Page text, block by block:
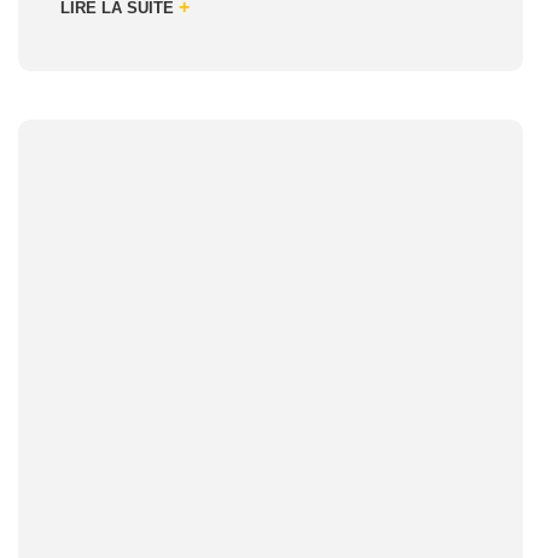
LIRE LA SUITE +